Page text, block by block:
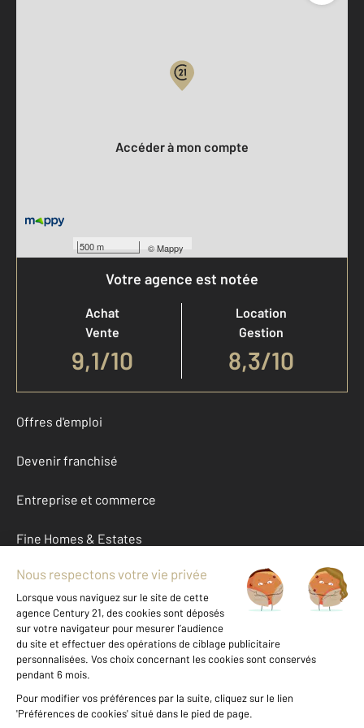
500 m ©Mappy
Accéder à mon compte
Votre agence est notée
Achat
Vente
9,1/10
Location
Gestion
8,3/10
Offres d'emploi
Devenir franchisé
Entreprise et commerce
Fine Homes & Estates
À propos
International
Nous contacter